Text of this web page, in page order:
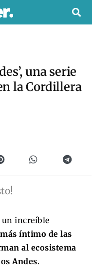
una serie
la Cordillera
un increíble
íntimo de las
al ecosistema
Andes.